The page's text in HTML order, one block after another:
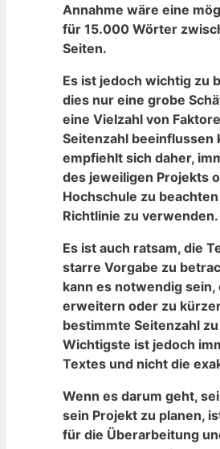
Annahme wäre eine
für 15.000⁤ Wörter
Seiten.
Es ist​ jedoch wichtig zu
dies nur eine grobe
eine ⁣Vielzahl von
‌Seitenzahl beeinflussen
empfiehlt sich daher,
des jeweiligen Projekts
‌Hochschule⁤ zu
Richtlinie zu verwenden.
Es ist‌ auch ratsam, ⁣die⁢
starre Vorgabe zu⁢
kann es notwendig sein,
erweitern oder zu
bestimmte Seitenzahl
Wichtigste ist jedoch​
Textes und nicht die
Wenn es darum geht,
sein Projekt zu planen,
für die Überarbeitung